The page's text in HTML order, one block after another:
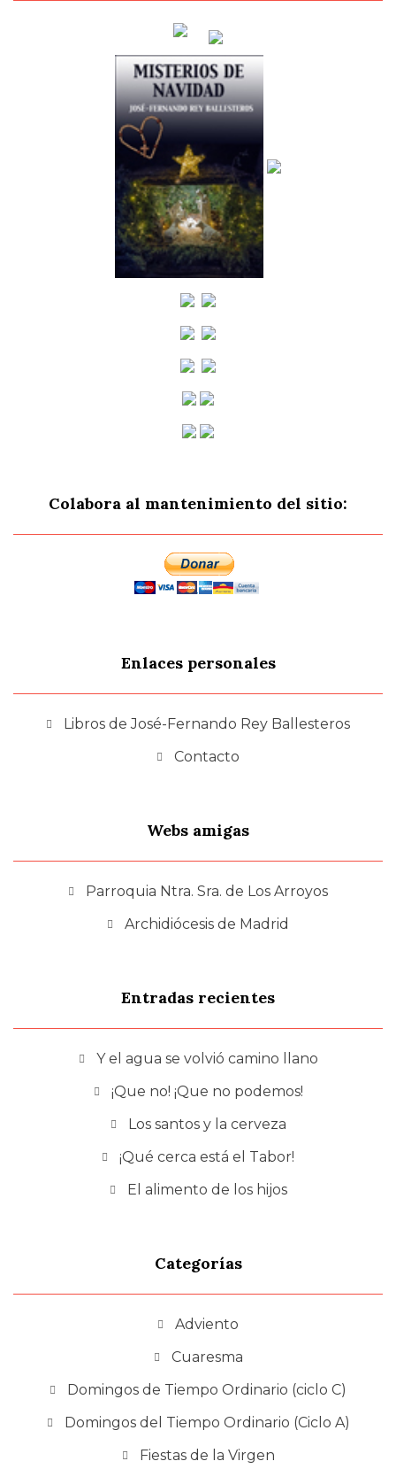
Colabora al mantenimiento del sitio:
Enlaces personales
Libros de José-Fernando Rey Ballesteros
Contacto
Webs amigas
Parroquia Ntra. Sra. de Los Arroyos
Archidiócesis de Madrid
Entradas recientes
Y el agua se volvió camino llano
¡Que no! ¡Que no podemos!
Los santos y la cerveza
¡Qué cerca está el Tabor!
El alimento de los hijos
Categorías
Adviento
Cuaresma
Domingos de Tiempo Ordinario (ciclo C)
Domingos del Tiempo Ordinario (Ciclo A)
Fiestas de la Virgen